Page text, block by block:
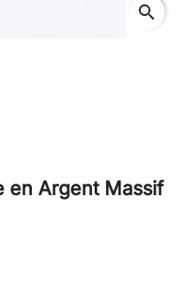
search
en Argent Massif